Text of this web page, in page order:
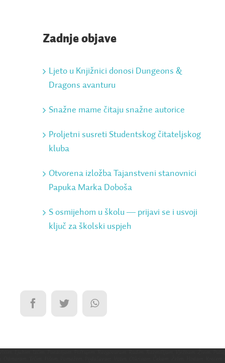
Zadnje objave
Ljeto u Knjižnici donosi Dungeons &
Dragons avanturu
Snažne mame čitaju snažne autorice
Proljetni susreti Studentskog čitateljskog
kluba
Otvorena izložba Tajanstveni stanovnici
Papuka Marka Doboša
S osmijehom u školu ― prijavi se i usvoji
ključ za školski uspjeh